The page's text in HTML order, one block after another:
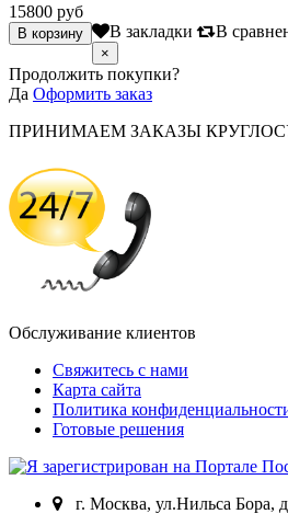
15800 руб
В закладки В
×
Продолжить покупки?
Да Оформить заказ
ПРИНИМАЕМ ЗАКАЗЫ
Обслуживание клиентов
Свяжитесь с нами
Карта сайта
Политика
Готовые решения
г. Москва, ул.Нильса Бора,